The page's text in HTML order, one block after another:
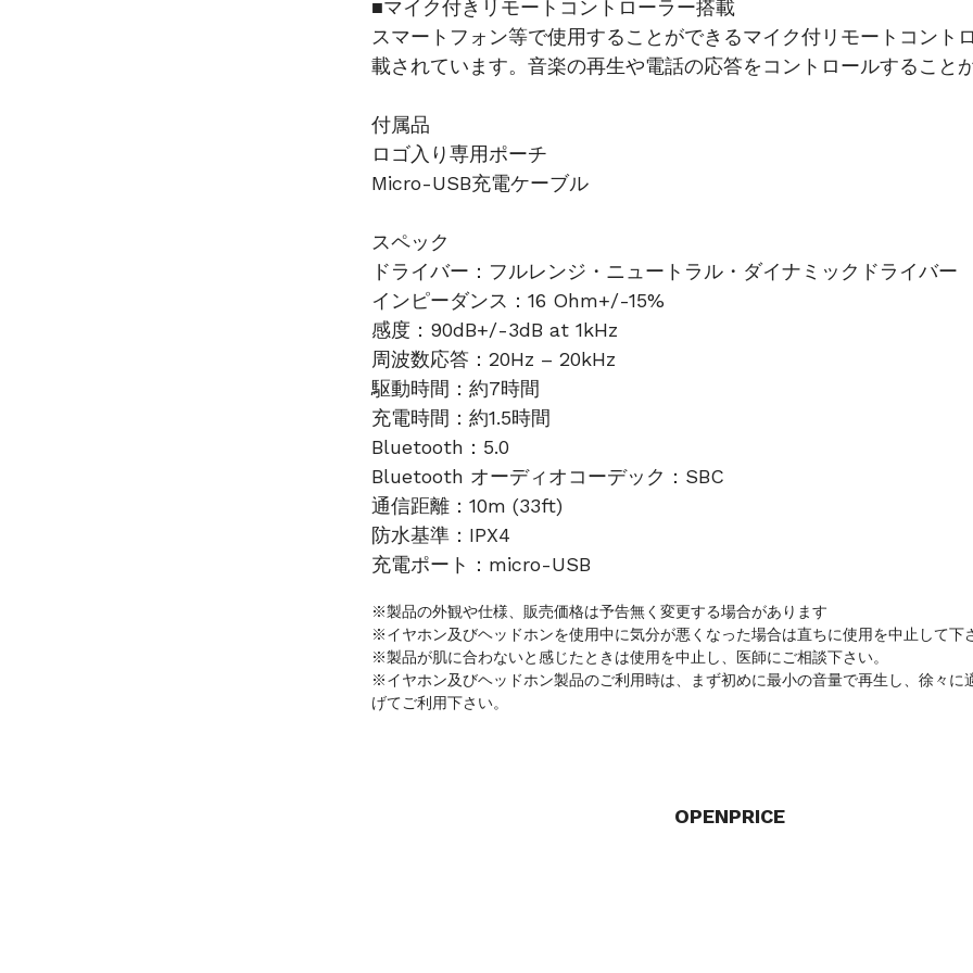
■マイク付きリモートコントローラー搭載
スマートフォン等で使用することができるマイク付リモートコント
載されています。音楽の再生や電話の応答をコントロールすること
付属品
ロゴ入り専用ポーチ
Micro-USB充電ケーブル
スペック
ドライバー：フルレンジ・ニュートラル・ダイナミックドライバー
インピーダンス：16 Ohm+/-15%
感度：90dB+/-3dB at 1kHz
周波数応答：20Hz – 20kHz
駆動時間：約7時間
充電時間：約1.5時間
Bluetooth：5.0
Bluetooth オーディオコーデック：SBC
通信距離：10m (33ft)
防水基準：IPX4
充電ポート：micro-USB
※製品の外観や仕様、販売価格は予告無く変更する場合があります
※イヤホン及びヘッドホンを使用中に気分が悪くなった場合は直ちに使用を中止して下
※製品が肌に合わないと感じたときは使用を中止し、医師にご相談下さい。
※イヤホン及びヘッドホン製品のご利用時は、まず初めに最小の音量で再生し、徐々に
げてご利用下さい。
OPENPRICE